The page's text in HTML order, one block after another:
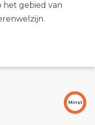
het gebied van
Minst